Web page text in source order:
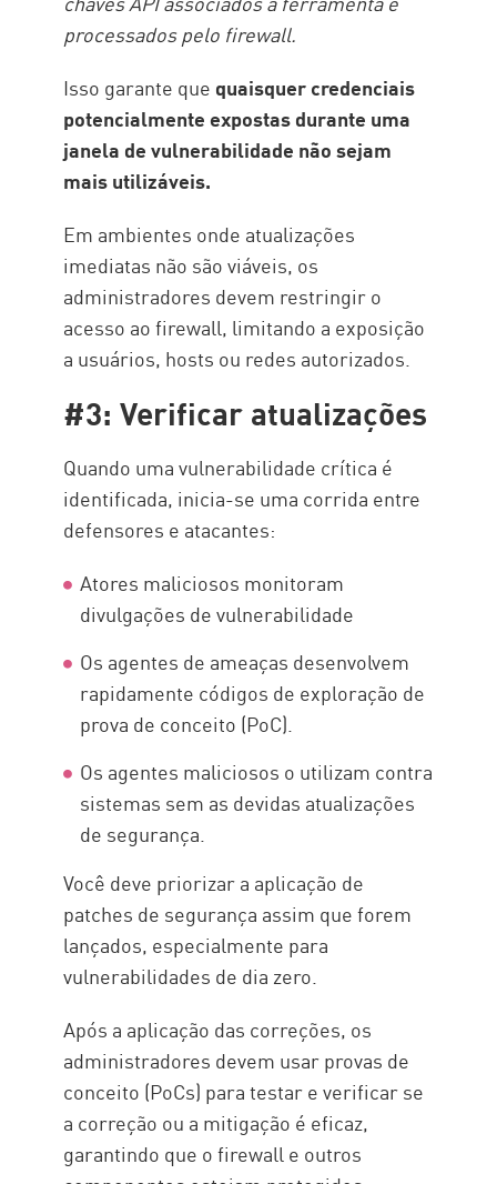
processados pelo firewall.
Isso garante que quaisquer credenciais
potencialmente expostas durante uma
janela de vulnerabilidade não sejam
mais utilizáveis.
Em ambientes onde atualizações
imediatas não são viáveis, os
administradores devem restringir o
acesso ao firewall, limitando a exposição
a usuários, hosts ou redes autorizados.
#3: Verificar atualizações
Quando uma vulnerabilidade crítica é
identificada, inicia-se uma corrida entre
defensores e atacantes:
Atores maliciosos monitoram
divulgações de vulnerabilidade
Os agentes de ameaças desenvolvem
rapidamente códigos de exploração de
prova de conceito (PoC).
Os agentes maliciosos o utilizam contra
sistemas sem as devidas atualizações
de segurança.
Você deve priorizar a aplicação de
patches de segurança assim que forem
lançados, especialmente para
vulnerabilidades de dia zero.
Após a aplicação das correções, os
administradores devem usar provas de
conceito (PoCs) para testar e verificar se
a correção ou a mitigação é eficaz,
garantindo que o firewall e outros